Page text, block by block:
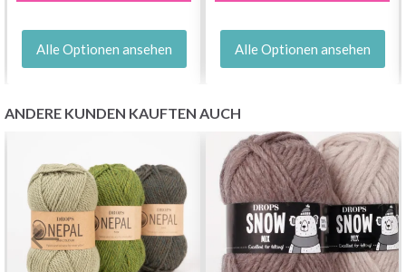
Alle Optionen ansehen Alle Optionen ansehen
ANDERE KUNDEN KAUFTEN AUCH